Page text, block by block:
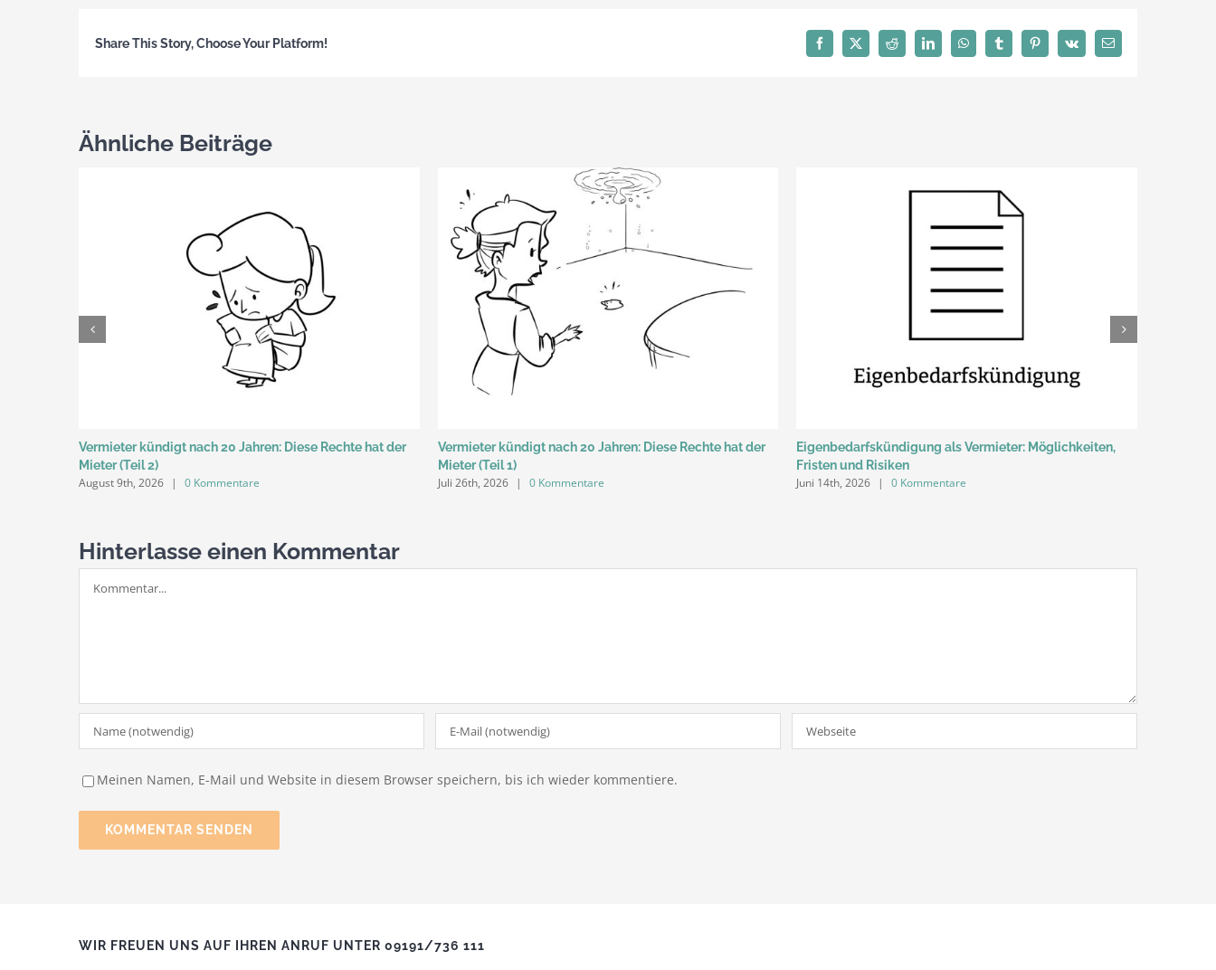
Share This Story, Choose Your Platform! Facebook
X Reddit LinkedInWhatsAppTumblrPinterest
Vk
E-
Mail
Ähnliche Beiträge
Vermieter kündigt nach 20 Jahren: Diese Rechte hat der
Mieter (Teil 2)
August 9th, 2026 | 0 Kommentare
Vermieter kündigt nach 20 Jahren: Diese Rechte hat der
Mieter (Teil 1)
Juli 26th, 2026 | 0 Kommentare
Eigenbedarfskündigung als Vermieter: Möglichkeiten,
Fristen und Risiken
Juni 14th, 2026 | 0 Kommentare
Hinterlasse einen Kommentar
Meinen Namen, E-Mail und Website in diesem Browser speichern, bis ich wieder kommentiere.
WIR FREUEN UNS AUF IHREN ANRUF UNTER 09191/736 111